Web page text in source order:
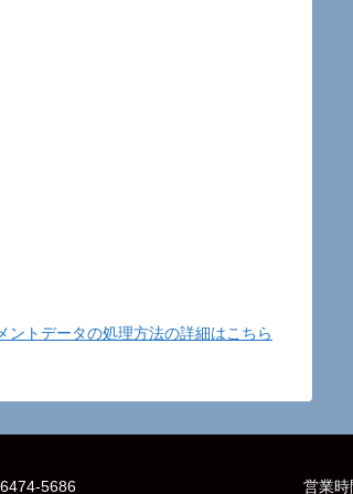
ントデータの処理方法の詳細はこちら
5686 営業時